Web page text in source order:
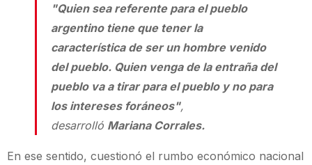
"Quien sea referente para el pueblo
argentino tiene que tener la
característica de ser un hombre venido
del pueblo. Quien venga de la entraña del
pueblo va a tirar para el pueblo y no para
los intereses foráneos",
desarrolló Mariana Corrales.
En ese sentido, cuestionó el rumbo económico nacional